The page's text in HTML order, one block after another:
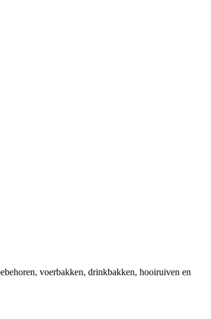
voerbakken, drinkbakken, hooiruiven en